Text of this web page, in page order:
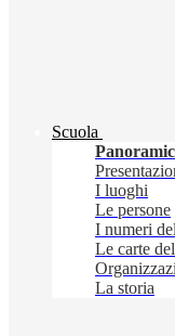
Scuola
I luoghi
Le persone
I numeri
Le carte
La storia